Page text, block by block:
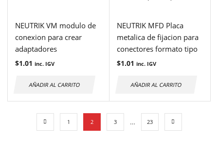
NEUTRIK VM modulo de
conexion para crear
adaptadores
$1.01 inc. IGV
AÑADIR AL CARRITO
NEUTRIK MFD Placa
metalica de fijacion para
conectores formato tipo
D (Chasis)
$1.01 inc. IGV
AÑADIR AL CARRITO
1 2 3 … 23